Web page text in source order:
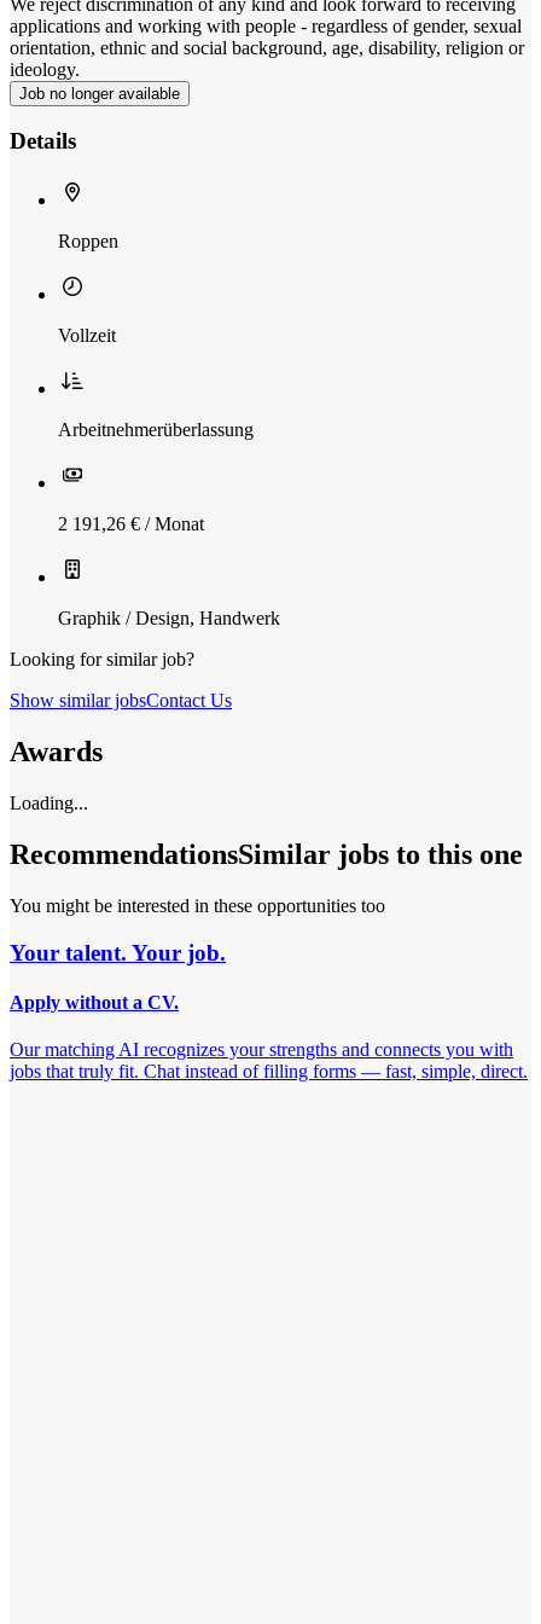
applications and working with people - regardless of gender, sexual
orientation, ethnic and social background, age, disability, religion or
ideology.
Job no longer available
Details
Roppen
Vollzeit
Arbeitnehmerüberlassung
2 191,26 € / Monat
Graphik / Design, Handwerk
Looking for similar job?
Show similar jobsContact Us
Awards
Loading...
RecommendationsSimilar jobs to this one
You might be interested in these opportunities too
Your talent. Your job.
Apply without a CV.
Our matching AI recognizes your strengths and connects you with
jobs that truly fit. Chat instead of filling forms — fast, simple, direct.